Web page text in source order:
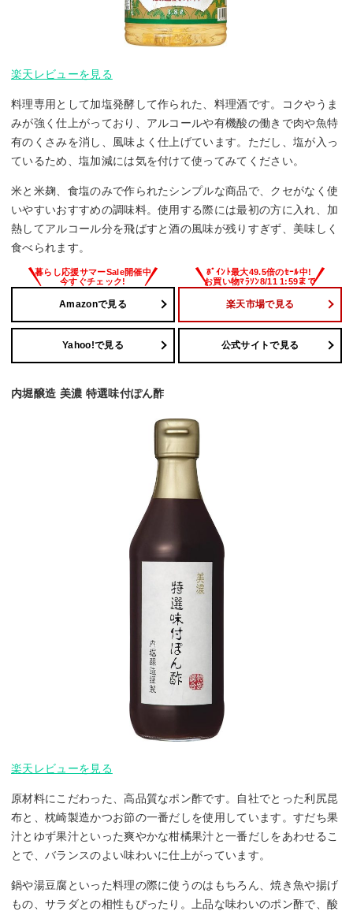
楽天レビューを見る
料理専用として加塩発酵して作られた、料理酒です。コクやうま
みが強く仕上がっており、アルコールや有機酸の働きで肉や魚特
有のくさみを消し、風味よく仕上げています。ただし、塩が入っ
ているため、塩加減には気を付けて使ってみてください。
米と米麹、食塩のみで作られたシンプルな商品で、クセがなく使
いやすいおすすめの調味料。使用する際には最初の方に入れ、加
熱してアルコール分を飛ばすと酒の風味が残りすぎず、美味しく
食べられます。
Amazonで見る 楽天市場で見る
Yahoo!で見る 公式サイトで見る
内堀醸造 美濃 特選味付ぽん酢
楽天レビューを見る
原材料にこだわった、高品質なポン酢です。自社でとった利尻昆
布と、枕崎製造かつお節の一番だしを使用しています。すだち果
汁とゆず果汁といった爽やかな柑橘果汁と一番だしをあわせるこ
とで、バランスのよい味わいに仕上がっています。
鍋や湯豆腐といった料理の際に使うのはもちろん、焼き魚や揚げ
もの、サラダとの相性もぴったり。上品な味わいのポン酢で、酸